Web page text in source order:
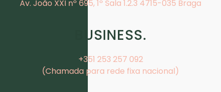
Av. João XXI nº 695, 1º Sala 1.2.3 4715-035 Braga
BUSINESS.
+351 253 257 092
(Chamada para rede fixa nacional)